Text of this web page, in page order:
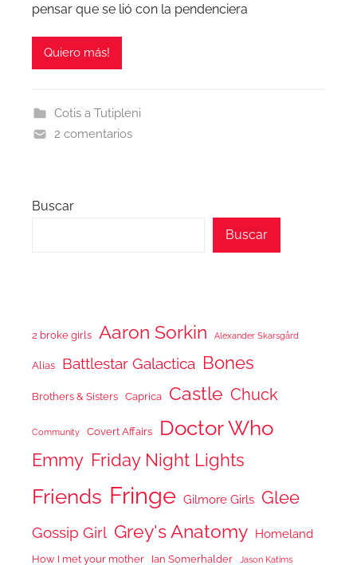
pensar que se lió con la pendenciera
Quiero más!
Cotis a Tutipleni
2 comentarios
Buscar
Buscar
2 broke girls Aaron Sorkin Alexander Skarsgård
Alias Battlestar Galactica Bones
Brothers & Sisters Caprica Castle Chuck
Community Covert Affairs Doctor Who
Emmy Friday Night Lights
Friends Fringe Gilmore Girls Glee
Gossip Girl Grey's Anatomy Homeland
How I met your mother Ian Somerhalder Jason Katims